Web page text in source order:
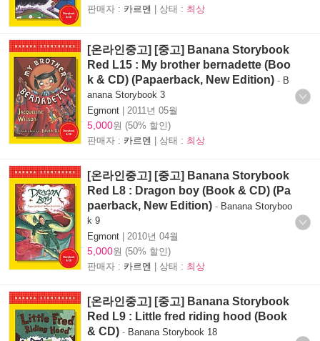
판매자 : 카르멘 | 상태 : 최상
[온라인중고] [중고] Banana Storybook
Red L15 : My brother bernadette (Boo
k & CD) (Papaerback, New Edition) - B
anana Storybook 3
Egmont | 2011년 05월
5,000원 (50% 할인)
판매자 : 카르멘 | 상태 : 최상
[온라인중고] [중고] Banana Storybook
Red L8 : Dragon boy (Book & CD) (Pa
paerback, New Edition) - Banana Storyboo
k 9
Egmont | 2010년 04월
5,000원 (50% 할인)
판매자 : 카르멘 | 상태 : 최상
[온라인중고] [중고] Banana Storybook
Red L9 : Little fred riding hood (Book
& CD) - Banana Storybook 18